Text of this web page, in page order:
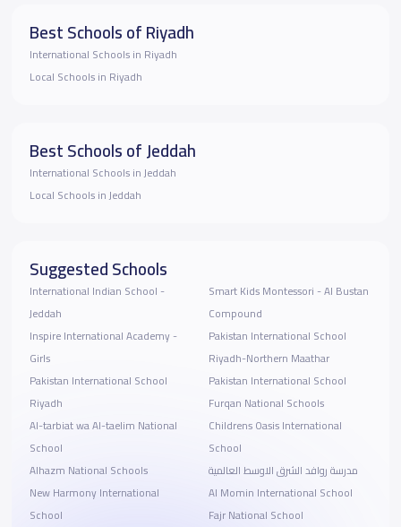
Best Schools of Riyadh
International Schools in Riyadh
Local Schools in Riyadh
Best Schools of Jeddah
International Schools in Jeddah
Local Schools in Jeddah
Suggested Schools
Jeddah
Inspire International Academy -
Girls
Pakistan International School
Riyadh
Al-tarbiat wa Al-taelim National
School
Alhazm National Schools
New Harmony International
School
Smart Kids Montessori - Al Bustan
Compound
Pakistan International School
Riyadh-Northern Maathar
Pakistan International School
Furqan National Schools
Childrens Oasis International
School
مدرسة روافد الشرق الاوسط العالمية
Al Momin International School
Fajr National School